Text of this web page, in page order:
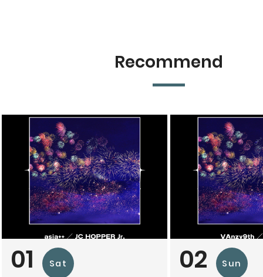
Recommend
01 Sat 02 Sun